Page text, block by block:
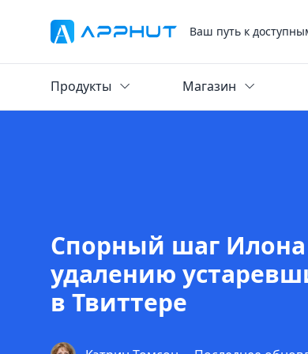
Ваш путь к
Продукты Магазин
Спорный шаг
удалению
в Твиттере